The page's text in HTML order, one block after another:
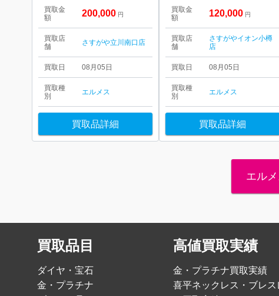
買取金
額
200,000 円
買取店
舗
さすがや立川南口店
買取日 08月05日
買取種
別
エルメス
買取品詳細
買取金
額
120,000 円
買取店
舗
さすがやイオン小樽
店
買取日 08月05日
買取種
別
エルメス
買取品詳細
エル
買取品目
ダイヤ・宝石
金・プラチナ
高値買取実績
金・プラチナ買取実績
喜平ネックレス・ブレス